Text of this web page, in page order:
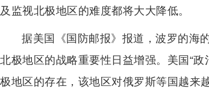
及监视北极地区的难度都将大大降低。
据美国《国防邮报》报道，波罗的海
北极地区的战略重要性日益增强。美国“
极地区的存在，该地区对俄罗斯等国越来